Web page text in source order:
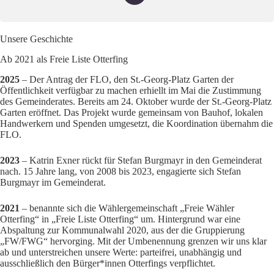
Unsere Geschichte
Ab 2021 als Freie Liste Otterfing
2025 – Der Antrag der FLO, den St.-Georg-Platz Garten der
Öffentlichkeit verfügbar zu machen erhiellt im Mai die Zustimmung
des Gemeinderates. Bereits am 24. Oktober wurde der St.-Georg-Platz
Garten eröffnet. Das Projekt wurde gemeinsam von Bauhof, lokalen
Handwerkern und Spenden umgesetzt, die Koordination übernahm die
FLO.
2023 – Katrin Exner rückt für Stefan Burgmayr in den Gemeinderat
nach. 15 Jahre lang, von 2008 bis 2023, engagierte sich Stefan
Burgmayr im Gemeinderat.
2021 – benannte sich die Wählergemeinschaft „Freie Wähler
Otterfing“ in „Freie Liste Otterfing“ um. Hintergrund war eine
Abspaltung zur Kommunalwahl 2020, aus der die Gruppierung
„FW/FWG“ hervorging. Mit der Umbenennung grenzen wir uns klar
ab und unterstreichen unsere Werte: parteifrei, unabhängig und
ausschließlich den Bürger*innen Otterfings verpflichtet.